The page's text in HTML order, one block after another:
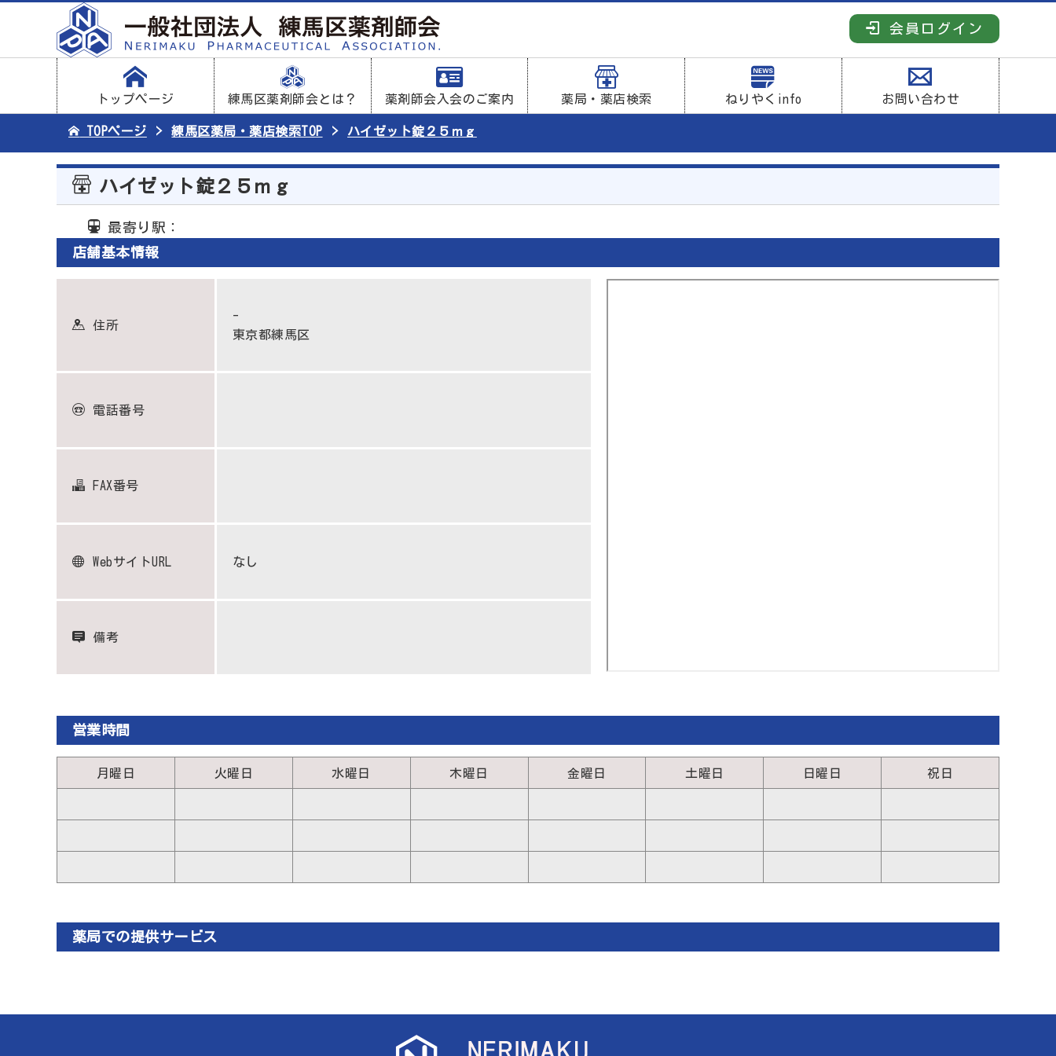
会員ログイン
トップページ 練馬区薬剤師会とは？ 薬剤師会入会のご案内 薬局・薬店検索 ねりやくinfo お問い合わせ
TOPページ 練馬区薬局・薬店検索TOP ハイゼット錠２５ｍｇ
ハイゼット錠２５ｍｇ
最寄り駅：
店舗基本情報
住所
-
東京都練馬区
電話番号
FAX番号
WebサイトURL なし
備考
営業時間
月曜日 火曜日 水曜日 木曜日 金曜日 土曜日 日曜日 祝日
薬局での提供サービス